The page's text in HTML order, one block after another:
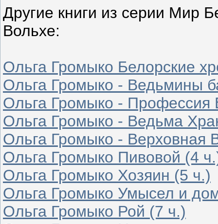
Другие книги из серии Мир
Вольхе:
Ольга Громыко Белорские
Ольга Громыко - Ведьмины
Ольга Громыко - Профессия
Ольга Громыко - Ведьма
Ольга Громыко - Верховная
Ольга Громыко Пивовой (4
Ольга Громыко Хозяин (5 ч.)
Ольга Громыко Умысел и
Ольга Громыко Рой (7 ч.)